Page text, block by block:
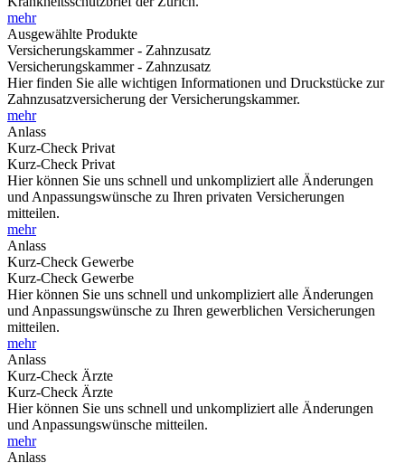
mehr
Ausgewählte Produkte
Versicherungskammer - Zahnzusatz
Versicherungskammer - Zahnzusatz
Hier finden Sie alle wichtigen Informationen und Druckstücke zur
Zahnzusatzversicherung der Versicherungskammer.
mehr
Anlass
Kurz-Check Privat
Kurz-Check Privat
Hier können Sie uns schnell und unkompliziert alle Änderungen
und Anpassungswünsche zu Ihren privaten Versicherungen
mitteilen.
mehr
Anlass
Kurz-Check Gewerbe
Kurz-Check Gewerbe
Hier können Sie uns schnell und unkompliziert alle Änderungen
und Anpassungswünsche zu Ihren gewerblichen Versicherungen
mitteilen.
mehr
Anlass
Kurz-Check Ärzte
Kurz-Check Ärzte
Hier können Sie uns schnell und unkompliziert alle Änderungen
und Anpassungswünsche mitteilen.
mehr
Anlass